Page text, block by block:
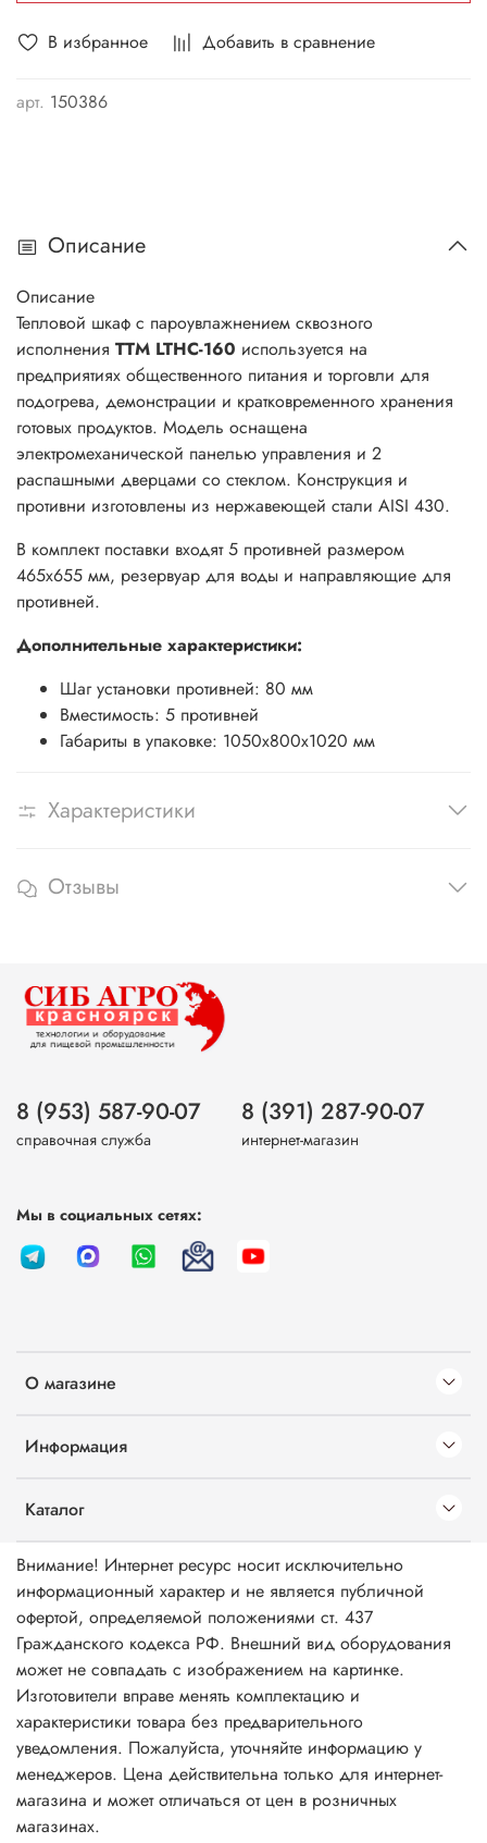
В избранное Добавить в сравнение
арт. 150386
Описание
Описание
Тепловой шкаф с пароувлажнением сквозного
исполнения ТТМ LTHC-160 используется на
предприятиях общественного питания и торговли для
подогрева, демонстрации и кратковременного хранения
готовых продуктов. Модель оснащена
электромеханической панелью управления и 2
распашными дверцами со стеклом. Конструкция и
противни изготовлены из нержавеющей стали AISI 430.
В комплект поставки входят 5 противней размером
465x655 мм, резервуар для воды и направляющие для
противней.
Дополнительные характеристики:
Шаг установки противней: 80 мм
Вместимость: 5 противней
Габариты в упаковке: 1050x800x1020 мм
Характеристики
Отзывы
О магазине
Информация
Каталог
8 (953) 587-90-07
справочная служба
8 (391) 287-90-07
интернет-магазин
Мы в социальных сетях:
Внимание! Интернет ресурс носит исключительно
информационный характер и не является публичной
офертой, определяемой положениями ст. 437
Гражданского кодекса РФ. Внешний вид оборудования
может не совпадать с изображением на картинке.
Изготовители вправе менять комплектацию и
характеристики товара без предварительного
уведомления. Пожалуйста, уточняйте информацию у
менеджеров. Цена действительна только для интернет-
магазина и может отличаться от цен в розничных
магазинах.